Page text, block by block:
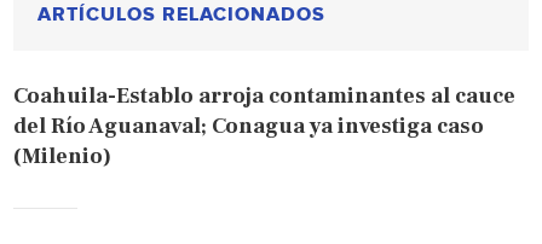
ARTÍCULOS RELACIONADOS
Coahuila-Establo arroja contaminantes al cauce
del Río Aguanaval; Conagua ya investiga caso
(Milenio)